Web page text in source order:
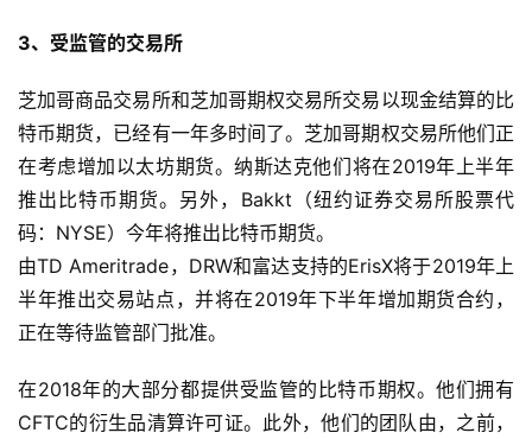
3、受监管的交易所
芝加哥商品交易所和芝加哥期权交易所交易以现金结算的比
特币期货，已经有一年多时间了。芝加哥期权交易所他们正
在考虑增加以太坊期货。纳斯达克他们将在2019年上半年
推出比特币期货。另外，Bakkt（纽约证券交易所股票代
码：NYSE）今年将推出比特币期货。
由TD Ameritrade，DRW和富达支持的ErisX将于2019年上
半年推出交易站点，并将在2019年下半年增加期货合约，
正在等待监管部门批准。
在2018年的大部分都提供受监管的比特币期权。他们拥有
CFTC的衍生品清算许可证。此外，他们的团队由，之前，